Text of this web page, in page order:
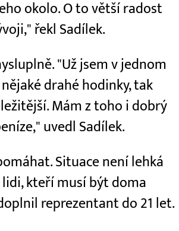
okolo. O to větší radost
řekl Sadílek.
"Už jsem v jednom
drahé hodinky, tak
Mám z toho i dobrý
uvedl Sadílek.
Situace není lehká
kteří musí být doma
reprezentant do 21 let.